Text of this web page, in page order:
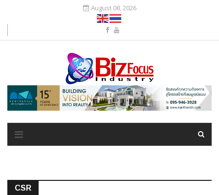
August 08, 2026
CSR